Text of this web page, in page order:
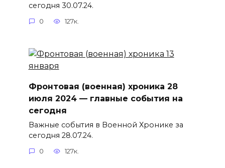
сегодня 30.07.24.
0 127к.
Фронтовая (военная) хроника 28
июля 2024 — главные события на
сегодня
Важные события в Военной Хронике за
сегодня 28.07.24.
0 127к.